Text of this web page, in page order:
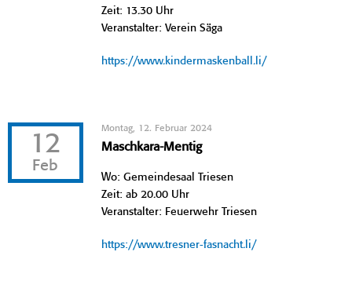
Zeit: 13.30 Uhr
Veranstalter: Verein Säga
https://www.kindermaskenball.li/
12
Feb
Montag, 12. Februar 2024
Maschkara-Mentig
Wo: Gemeindesaal Triesen
Zeit: ab 20.00 Uhr
Veranstalter: Feuerwehr Triesen
https://www.tresner-fasnacht.li/